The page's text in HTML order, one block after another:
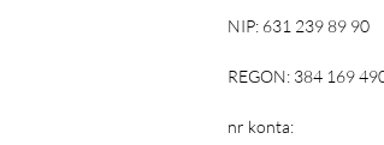
NIP: 631 239 89 90
REGON: 384 169
nr konta: